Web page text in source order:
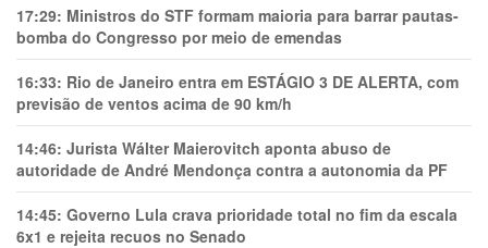
17:29: Ministros do STF formam maioria para barrar pautas-
bomba do Congresso por meio de emendas
16:33: Rio de Janeiro entra em ESTÁGIO 3 DE ALERTA, com
previsão de ventos acima de 90 km/h
14:46: Jurista Wálter Maierovitch aponta abuso de
autoridade de André Mendonça contra a autonomia da PF
14:45: Governo Lula crava prioridade total no fim da escala
6x1 e rejeita recuos no Senado